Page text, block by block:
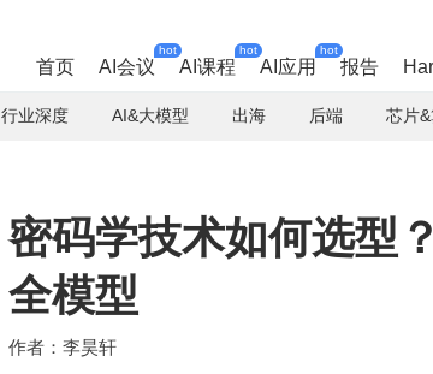
首页 AI会议
hot
AI课程
hot
AI应用
hot
报告
行业深度 AI&大模型 出海 后端 芯片&
密码学技术如何选型
全模型
李昊轩